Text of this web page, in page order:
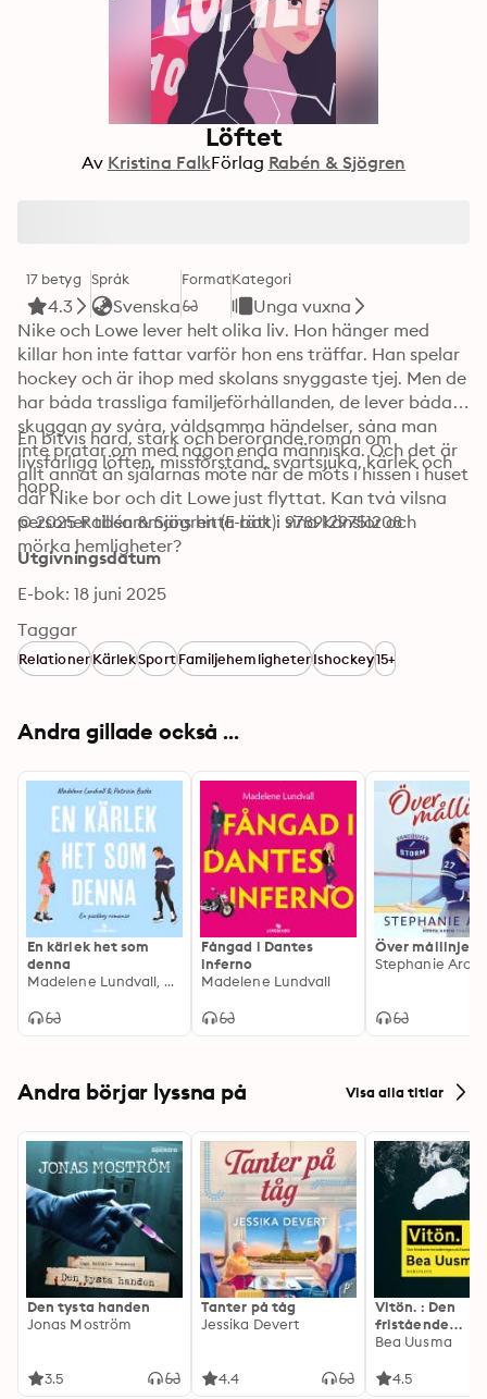
Löftet
Av Kristina FalkFörlag Rabén & Sjögren
17 betyg
4.3
Språk
Svenska
FormatKategori
Unga vuxna
Nike och Lowe lever helt olika liv. Hon hänger med
killar hon inte fattar varför hon ens träffar. Han spelar
hockey och är ihop med skolans snyggaste tjej. Men de
har båda trassliga familjeförhållanden, de lever båda i
skuggan av svåra, våldsamma händelser, såna man
inte pratar om med någon enda människa. Och det är
allt annat än själarnas möte när de möts i hissen i huset
där Nike bor och dit Lowe just flyttat. Kan två vilsna
personer tillsammans hitta rätt i sina känslor och
mörka hemligheter?
En bitvis hård, stark och berörande roman om
livsfarliga löften, missförstånd, svartsjuka, kärlek och
hopp.
© 2025 Rabén & Sjögren (E-bok): 9789129751208
Utgivningsdatum
E-bok: 18 juni 2025
Taggar
RelationerKärlekSportFamiljehemligheterIshockey15+
Andra gillade också ...
En kärlek het som
denna
Madelene Lundvall, Patricia Buske
Fångad i Dantes
inferno
Madelene Lundvall
Över mållinjen
Stephanie
Andra börjar lyssna på Visa alla titlar
Den tysta handen
Jonas Moström
3.5
Tanter på tåg
Jessika Devert
4.4
Vitön. : Den
fristående
fortsättningen
Bea Uusma
4.5